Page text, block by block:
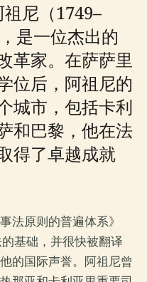
祖尼（1749–
是一位杰出的
革家。在萨萨里
位后，阿祖尼的
城市，包括卡利
和巴黎，他在法
得了卓越成就
法原则的普遍体系》
基础，并很快被翻译
的国际声誉。阿祖尼曾